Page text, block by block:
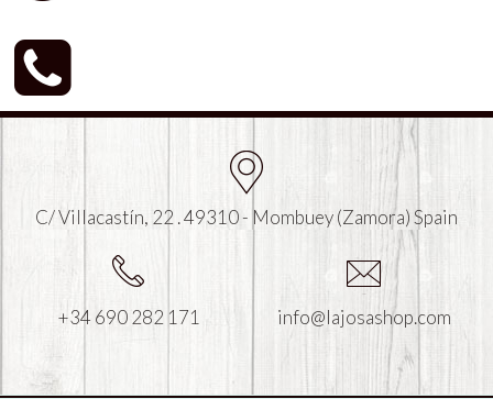
C/ Villacastín, 22 . 49310 - Mombuey (Zamora) Spain
+34 690 282 171 info@lajosashop.com